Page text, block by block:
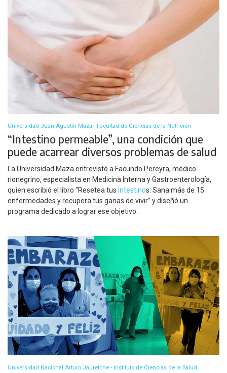
Universidad Juan Agustín Maza - Facultad de Ciencias de la Nutrición
“Intestino permeable”, una condición que
puede acarrear diversos problemas de salud
La Universidad Maza entrevistó a Facundo Pereyra, médico
rionegrino, especialista en Medicina Interna y Gastroenterología,
quien escribió el libro “Resetea tus intestinos: Sana más de 15
enfermedades y recupera tus ganas de vivir” y diseñó un
programa dedicado a lograr ese objetivo.
Universidad Nacional Arturo Jauretche - Instituto de Ciencias de la Salud